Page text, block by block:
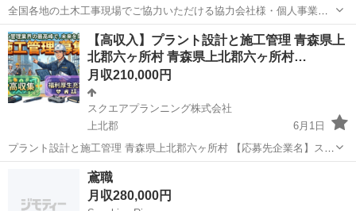
全国各地の土木工事現場でご協力いただける協力会社様・個人事業主
様を募集しております。 ■仕事内容 ・土木工事全般 ■歓迎資格 ・小型
車両系建設機械 ・中型自動車免許 ・職長教育修了者 ※資格保有者は
優遇いたします。 ■...
青森 弘前市 中央弘前駅 土木
【高収入】プラント設計と施工管理 青森県上
北郡六ヶ所村 青森県上北郡六ヶ所村…
月収210,000円
スクエアプランニング株式会社
上北郡
6月1日
プラント設計と施工管理 青森県上北郡六ヶ所村 【応募先企業名】スク
エアプランニング株式会社 【雇用形態】正社員【人材紹介】 【職種】
施工管理関連 【応募資格】 ・年齢要件: ～ 60歳 ・日本語ネイティブ
レベルの方に限る...
施工管理
鳶職
月収280,000円